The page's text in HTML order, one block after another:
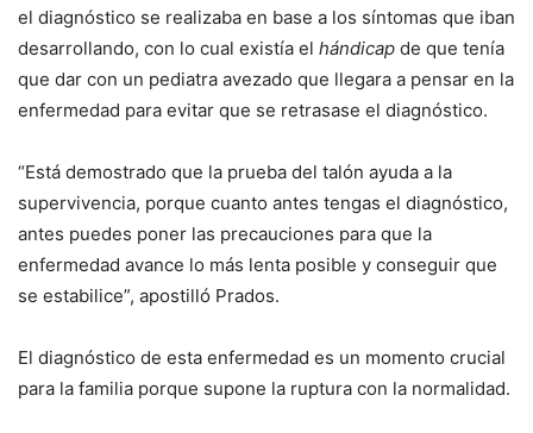
el diagnóstico se realizaba en base a los síntomas que iban
desarrollando, con lo cual existía el hándicap de que tenía
que dar con un pediatra avezado que llegara a pensar en la
enfermedad para evitar que se retrasase el diagnóstico.
“Está demostrado que la prueba del talón ayuda a la
supervivencia, porque cuanto antes tengas el diagnóstico,
antes puedes poner las precauciones para que la
enfermedad avance lo más lenta posible y conseguir que
se estabilice”, apostilló Prados.
El diagnóstico de esta enfermedad es un momento crucial
para la familia porque supone la ruptura con la normalidad.